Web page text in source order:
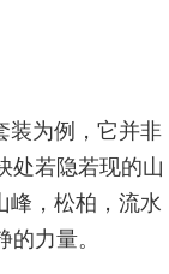
装为例，它并非
处若隐若现的山
峰，松柏，流水
力量。